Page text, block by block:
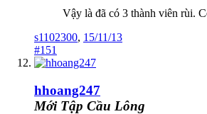
Vậy là đã có 3 thành viên rùi.
s1102300, 15/11/13
#151
hhoang247
Mới Tập Cầu Lông